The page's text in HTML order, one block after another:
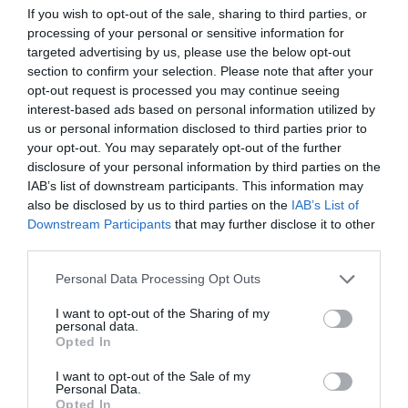
If you wish to opt-out of the sale, sharing to third parties, or
processing of your personal or sensitive information for
targeted advertising by us, please use the below opt-out
section to confirm your selection. Please note that after your
opt-out request is processed you may continue seeing
interest-based ads based on personal information utilized by
us or personal information disclosed to third parties prior to
your opt-out. You may separately opt-out of the further
disclosure of your personal information by third parties on the
IAB’s list of downstream participants. This information may
also be disclosed by us to third parties on the IAB’s List of
Downstream Participants that may further disclose it to other
Please note that this website/app uses one or more Google
not limited to your visit or usage behaviour. You may click to
grant or deny consent to Google and its third-party tags to
use your data for below specified purposes in below Google
consent section.
Personal Data Processing Opt Outs
I want to opt-out of the Sharing of my
personal data.
Opted In
I want to opt-out of the Sale of my
Personal Data.
Opted In
áruhitel pénzpiac jegybank engedély
visszavonás közvetítő